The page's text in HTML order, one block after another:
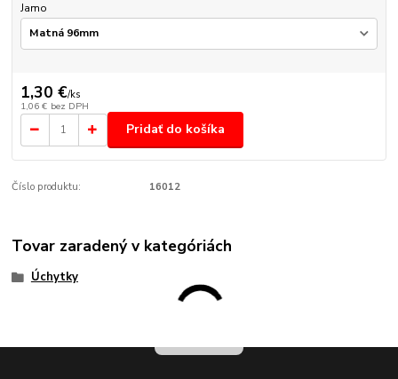
Jamo
1,30 €/ks
1,06 € bez DPH
Pridať do košíka
Číslo produktu: 16012
Tovar zaradený v kategóriách
Úchytky